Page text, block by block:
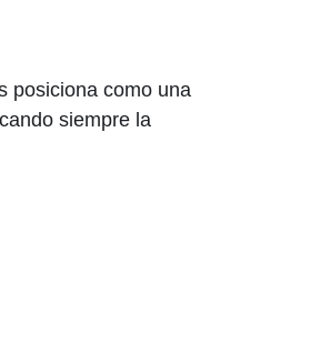
posiciona como una
siempre la